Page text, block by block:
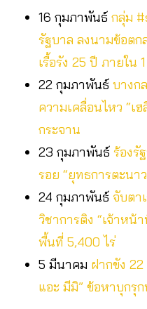
16 กุมภาพันธ์ กลุ่ม
รัฐบาล ลงนามข้อต
เรื้อรัง 25 ปี ภายใน
22 กุมภาพันธ์ บางก
ความเคลื่อนไหว “เ
กระจาน
23 กุมภาพันธ์ ร้องรั
รอย “ยุทธการตะนา
24 กุมภาพันธ์ จับตา
วิชาการติง “เจ้าหน้
พื้นที่ 5,400 ไร่
5 มีนาคม ฝากขัง
แอะ มีมิ” ข้อหาบุกรุ